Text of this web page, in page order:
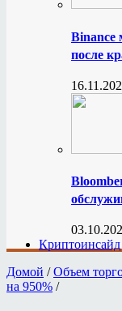
Binance
после
Криптоинсайд
Домой / Объем
на 950% /